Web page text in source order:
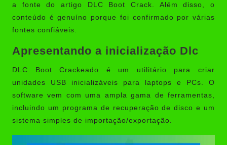
a fonte do artigo DLC Boot Crack. Além disso, o
conteúdo é genuíno porque foi confirmado por várias
fontes confiáveis.
Apresentando a inicialização Dlc
DLC Boot Crackeado é um utilitário para criar
unidades USB inicializáveis para laptops e PCs. O
software vem com uma ampla gama de ferramentas,
incluindo um programa de recuperação de disco e um
sistema simples de importação/exportação.